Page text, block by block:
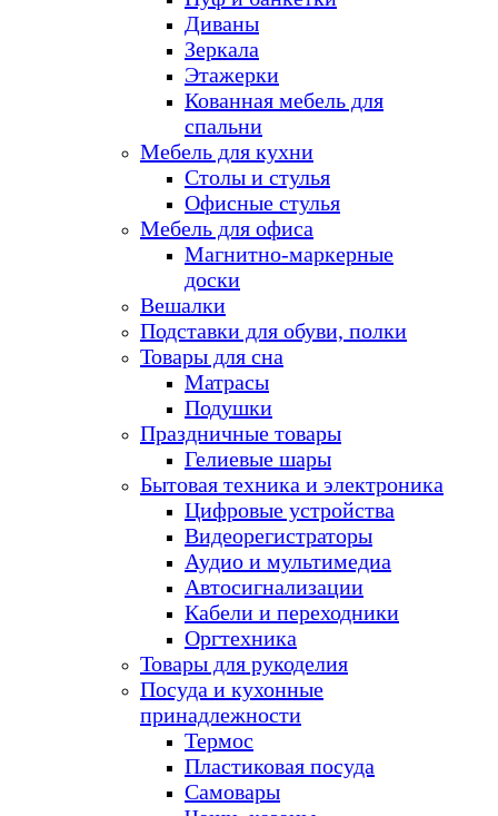
Диваны
Зеркала
Этажерки
Кованная мебель для
спальни
Мебель для кухни
Столы и стулья
Офисные стулья
Мебель для офиса
Магнитно-маркерные
доски
Вешалки
Подставки для обуви, полки
Товары для сна
Матрасы
Подушки
Праздничные товары
Гелиевые шары
Бытовая техника и электроника
Цифровые устройства
Видеорегистраторы
Аудио и мультимедиа
Автосигнализации
Кабели и переходники
Оргтехника
Товары для рукоделия
Посуда и кухонные
принадлежности
Термос
Пластиковая посуда
Самовары